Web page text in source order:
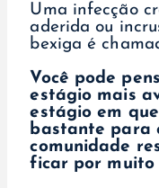
Uma infecção
aderida ou
bexiga é
Você pode
estágio mais
estágio em
bastante para
comunidade
ficar por muito